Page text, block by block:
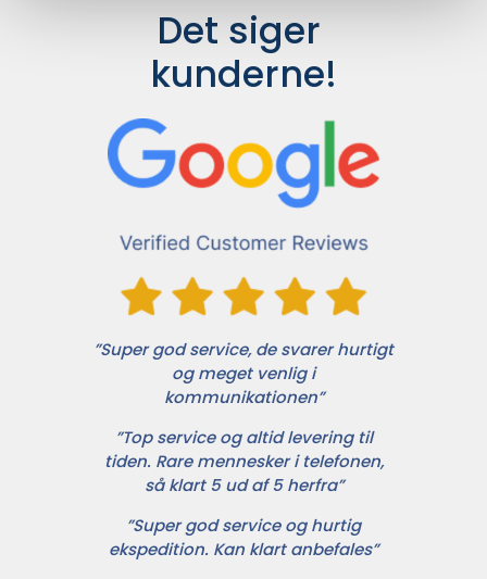
Det siger
kunderne!
”Super god service, de svarer hurtigt
og meget venlig i
kommunikationen”
”Top service og altid levering til
tiden. Rare mennesker i telefonen,
så klart 5 ud af 5 herfra”
”Super god service og hurtig
ekspedition. Kan klart anbefales”